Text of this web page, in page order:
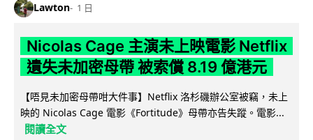
Lawton 1 日
Nicolas Cage 主演未上映電影 Netflix
遺失未加密母帶 被索償 8.19 億港元
【唔見未加密母帶咁大件事】Netflix 洛杉磯辦公室被竊，未上
映的 Nicolas Cage 電影《Fortitude》母帶亦告失蹤。電影...
閱讀全文